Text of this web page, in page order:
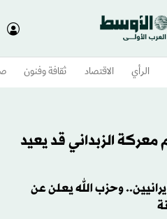
الرأي الاقتصاد ثقافة وفنون
الزبداني قد يعيد
مقتل 3 ضباط إيرانيين.. وحزب الله يعلن عن